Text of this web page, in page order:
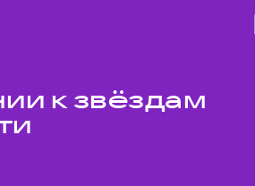
к звёздам